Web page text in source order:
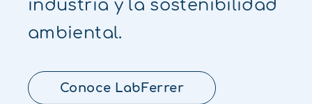
industria y la sostenibilidad
ambiental.
Conoce LabFerrer